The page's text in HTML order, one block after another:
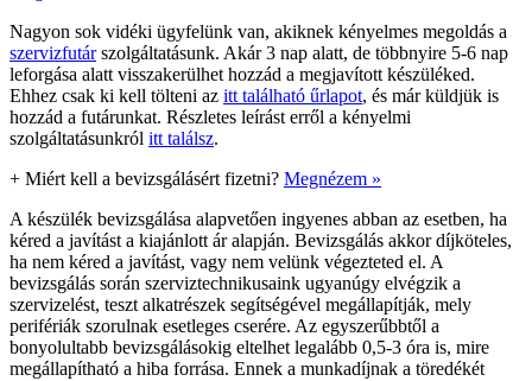
Nagyon sok vidéki ügyfelünk van, akiknek kényelmes megoldás a
szervizfutárszolgáltatásunk. Akár 3 nap alatt, de többnyire 5-6 nap
leforgása alatt visszakerülhet hozzád a megjavított készüléked.
Ehhez csak ki kell tölteni az itt található űrlapot, és már küldjük is
hozzád a futárunkat. Részletes leírást erről a kényelmi
szolgáltatásunkról itt találsz.
+ Miért kell a bevizsgálásért fizetni? Megnézem »
A készülék bevizsgálása alapvetően ingyenes abban az esetben, ha
kéred a javítást a kiajánlott ár alapján. Bevizsgálás akkor díjköteles,
ha nem kéred a javítást, vagy nem velünk végezteted el. A
bevizsgálás során szerviztechnikusaink ugyanúgy elvégzik a
szervizelést, teszt alkatrészek segítségével megállapítják, mely
perifériák szorulnak esetleges cserére. Az egyszerűbbtől a
bonyolultabb bevizsgálásokig eltelhet legalább 0,5-3 óra is, mire
megállapítható a hiba forrása. Ennek a munkadíjnak a töredékét